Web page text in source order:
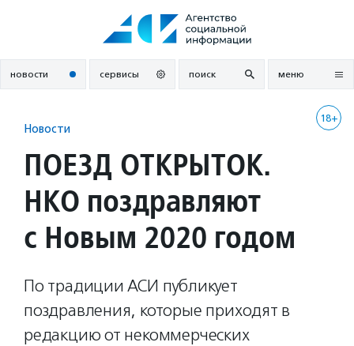
новости сервисы поиск меню
18+
Новости
ПОЕЗД ОТКРЫТОК.
НКО поздравляют
с Новым 2020 годом
По традиции АСИ публикует
поздравления, которые приходят в
редакцию от некоммерческих